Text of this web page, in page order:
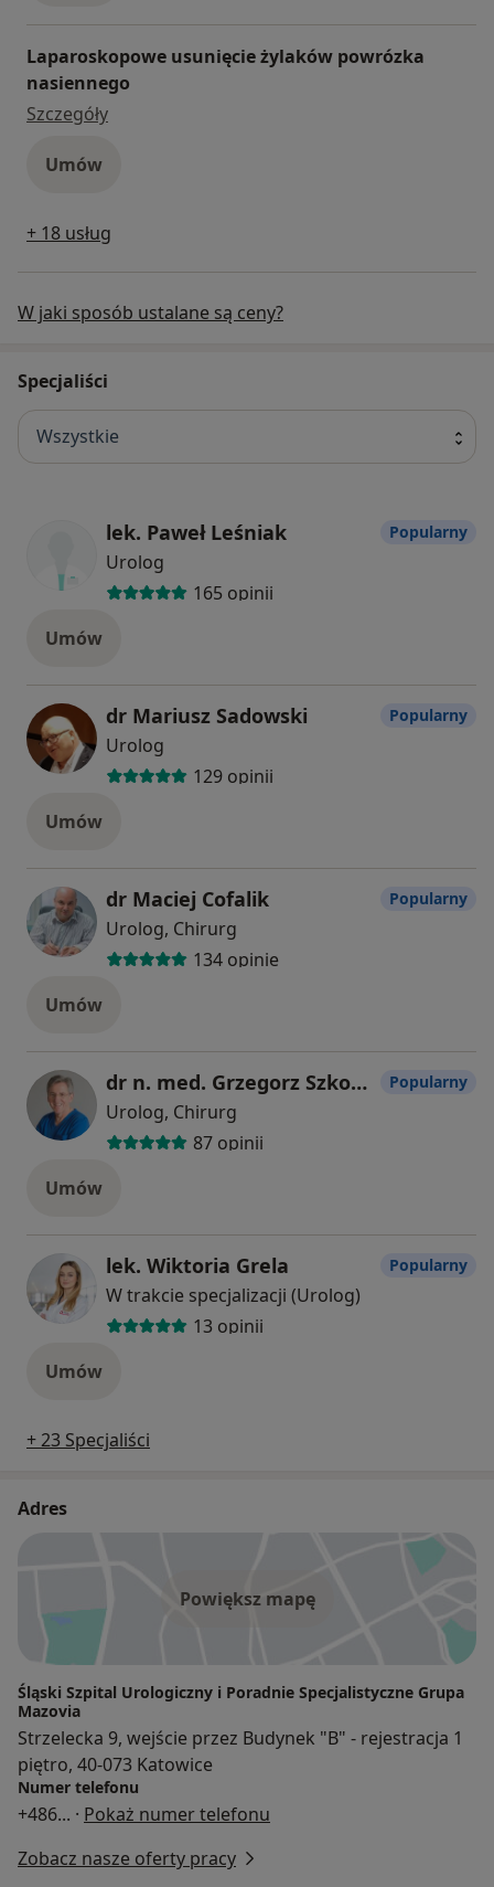
Laparoskopowe usunięcie żylaków powrózka
nasiennego
Szczegółylaparoskopowe usunięcie żylaków powrózka
Umów
+ 18 usług
W jaki sposób ustalane są ceny?
Specjaliści
Wszystkie
lek. Paweł Leśniak
Urolog
165 opinii
Popularny
Umów
dr Mariusz Sadowski
Urolog
129 opinii
Popularny
Umów
dr Maciej Cofalik
Urolog, Chirurg
134 opinie
Popularny
Umów
dr n. med. Grzegorz Szkodny
Urolog, Chirurg
87 opinii
Popularny
Umów
lek. Wiktoria Grela
W trakcie specjalizacji (Urolog)
13 opinii
Popularny
Umów
+ 23 Specjaliści
Adres
Powiększ mapę
Śląski Szpital Urologiczny i Poradnie Specjalistyczne Grupa
Mazovia
Strzelecka 9, wejście przez Budynek "B" - rejestracja 1
piętro, 40-073 Katowice
Numer telefonu
+486... · Pokaż numer telefonu
Zobacz nasze oferty pracy